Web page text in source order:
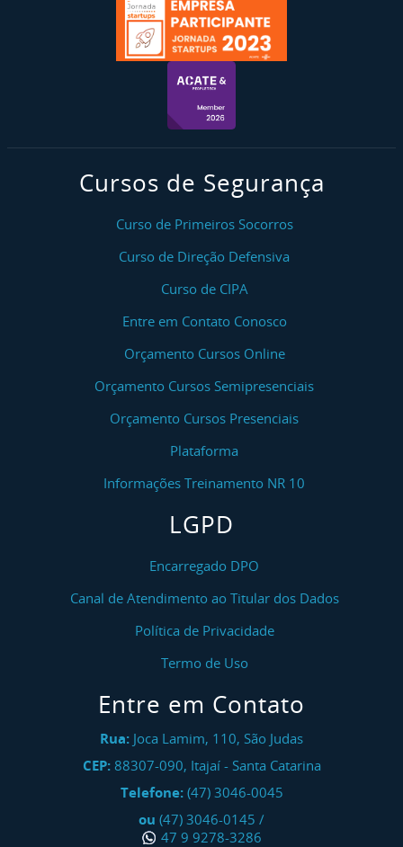
Cursos de Segurança
Curso de Primeiros Socorros
Curso de Direção Defensiva
Curso de CIPA
Entre em Contato Conosco
Orçamento Cursos Online
Orçamento Cursos Semipresenciais
Orçamento Cursos Presenciais
Plataforma
Informações Treinamento NR 10
LGPD
Encarregado DPO
Canal de Atendimento ao Titular dos Dados
Política de Privacidade
Termo de Uso
Entre em Contato
Rua: Joca Lamim, 110, São Judas
CEP: 88307-090, Itajaí- Santa Catarina
Telefone: (47) 3046-0045
ou (47) 3046-0145 /
47 9 9278-3286